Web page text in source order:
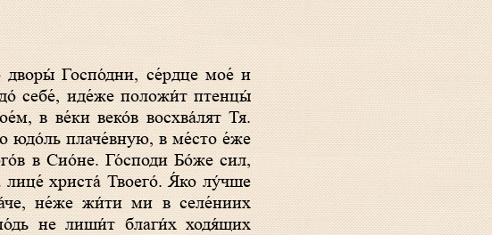
себе́, иде́же положи́т птенцы́
в ве́ки веко́в восхва́лят Тя.
юдо́ль плаче́вную, в ме́сто е́же
в Сио́не. Го́споди Бо́же сил,
христа́ Твоего́. Я́ко лу́чше
не́же жи́ти ми в селе́ниих
не лиши́т благи́х ходя́щих